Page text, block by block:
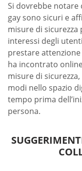
Si dovrebbe
gay sono sicuri e
misure di
interessi degli
prestare
ha incontrato
misure di
modi nello spazio
tempo prima
persona.